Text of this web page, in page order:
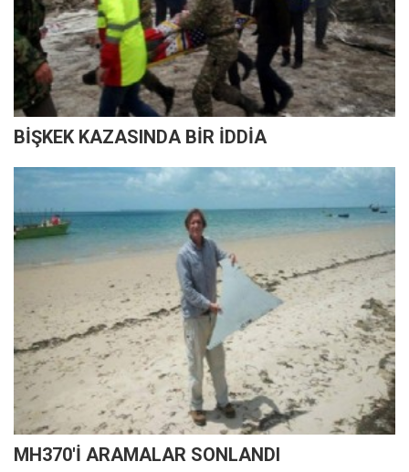
BİŞKEK KAZASINDA BİR İDDİA
MH370'İ ARAMALAR SONLANDI